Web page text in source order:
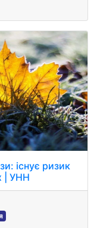
існує ризик
| УНН